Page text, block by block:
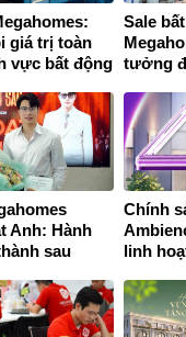
giá trị toàn
vực bất động
Sale
tưởng
Anh: Hành
sau
Chính
linh
Phòng